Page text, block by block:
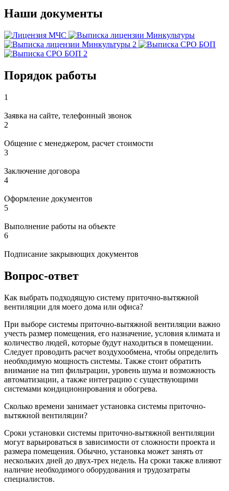
Наши документы
Порядок работы
1
Заявка на сайте, телефонный звонок
2
Общение с менеджером, расчет стоимости
3
Заключение договора
4
Оформление документов
5
Выполнение работы на объекте
6
Подписание закрывющих документов
Вопрос-ответ
Как выбрать подходящую систему приточно-вытяжной
вентиляции для моего дома или офиса?
При выборе системы приточно-вытяжной вентиляции важно
учесть размер помещения, его назначение, условия климата и
количество людей, которые будут находиться в помещении.
Следует проводить расчет воздухообмена, чтобы определить
необходимую мощность системы. Также стоит обратить
внимание на тип фильтрации, уровень шума и возможность
автоматизации, а также интеграцию с существующими
системами кондиционирования и обогрева.
Сколько времени занимает установка системы приточно-
вытяжной вентиляции?
Сроки установки системы приточно-вытяжной вентиляции
могут варьироваться в зависимости от сложности проекта и
размера помещения. Обычно, установка может занять от
нескольких дней до двух-трех недель. На сроки также влияют
наличие необходимого оборудования и трудозатраты
специалистов.